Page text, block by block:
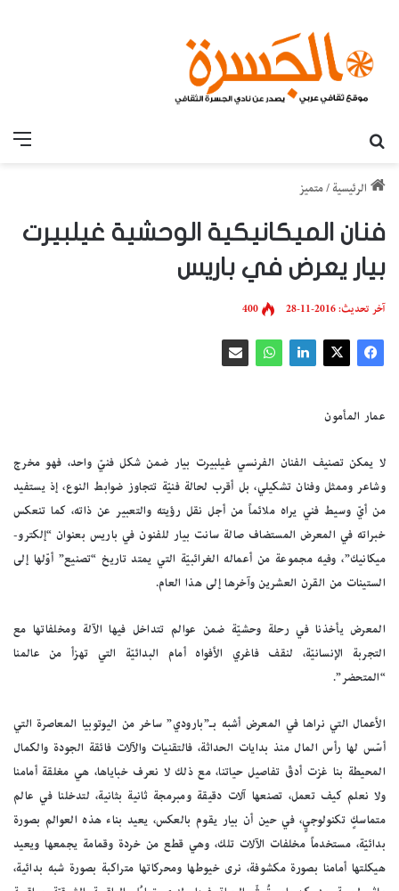
الرئيسية /متميز
فنان الميكانيكية الوحشية غيلبيرت
بيار يعرض في باريس
آخر تحديث: 2016-11-28 400
عمار المأمون
لا يمكن تصنيف الفنان الفرنسي غيلبيرت بيار ضمن شكل فنيّ واحد، فهو مخرج
وشاعر وممثل وفنان تشكيلي، بل أقرب لحالة فنيّة تتجاوز ضوابط النوع، إذ يستفيد
من أيّ وسيط فني يراه ملائماً من أجل نقل رؤيته والتعبير عن ذاته، كما تنعكس
خبراته في المعرض المستضاف صالة سانت بيار للفنون في باريس بعنوان “إلكترو-
ميكانيك”، وفيه مجموعة من أعماله الغرائبيّة التي يمتد تاريخ “تصنيع” أوّلها إلى
الستينات من القرن العشرين وآخرها إلى هذا العام.
المعرض يأخذنا في رحلة وحشيّة ضمن عوالم تتداخل فيها الآلة ومخلفاتها مع
التجربة الإنسانيّة، لنقف فاغري الأفواه أمام البدائيّة التي تهزأ من عالمنا
“المتحضر”.
الأعمال التي نراها في المعرض أشبه بـ”بارودي” ساخر من اليوتوبيا المعاصرة التي
أسّس لها رأس المال منذ بدايات الحداثة، فالتقنيات والآلات فائقة الجودة والكمال
المحيطة بنا غزت أدقّ تفاصيل حياتنا، مع ذلك لا نعرف خباياها، هي مغلقة أمامنا
ولا نعلم كيف تعمل، تصنعها آلات دقيقة ومبرمجة ثانية بثانية، لتدخلنا في عالم
متماسكٍ تكنولوجيٍ، في حين أن بيار يقوم بالعكس، يعيد بناء هذه العوالم بصورة
بدائيّة، مستخدماً مخلفات الآلات تلك، وهي قطع من خردة وقمامة يجمعها ويعيد
هيكلتها أمامنا بصورة مكشوفة، نرى خيوطها ومحركاتها متراكبة بصورة شبه بدائية،